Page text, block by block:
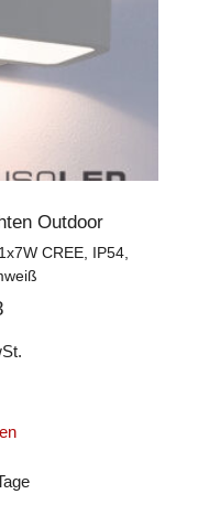
Outdoor
CREE, IP54,